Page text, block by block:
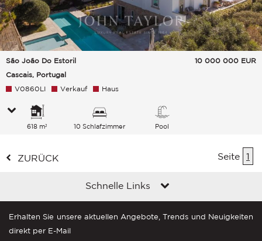
São João Do Estoril
Cascais, Portugal
10 000 000 EUR
V0860LI Verkauf Haus
618 m² 10 Schlafzimmer Pool
ZURÜCK Seite 1
Schnelle Links
Erhalten Sie unsere aktuellen Angebote, Trends und Neuigkeiten
direkt per E-Mail